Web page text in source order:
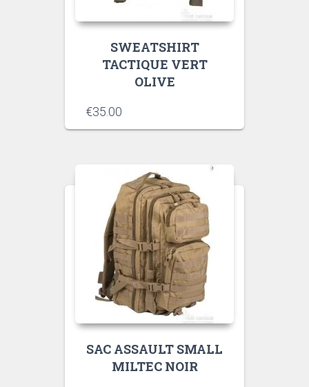
SWEATSHIRT
TACTIQUE VERT
OLIVE
€35.00
SAC ASSAULT SMALL
MILTEC NOIR